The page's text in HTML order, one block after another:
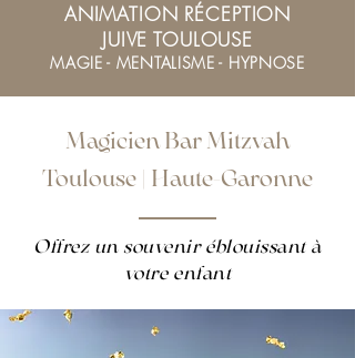
ANIMATION RÉCEPTION
JUIVETOULOUSE
MAGIE - MENTALISME - HYPNOSE
Magicien Bar Mitzvah
Toulouse | Haute-Garonne
Offrez un souvenir éblouissant à
votre enfant